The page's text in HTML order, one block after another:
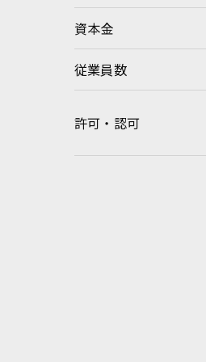
資本金
従業員数
許可・認可